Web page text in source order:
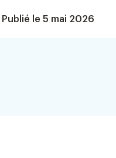
Publié le 5 mai 2026